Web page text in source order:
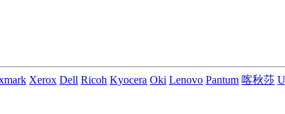
Xerox Dell Ricoh Kyocera Oki Lenovo Pantum 喀秋莎